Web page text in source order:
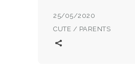
25/05/2020
CUTE / PARENTS